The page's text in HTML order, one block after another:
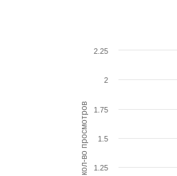
кол-во просмотров 1.25
1.5
1.75
2
2.25